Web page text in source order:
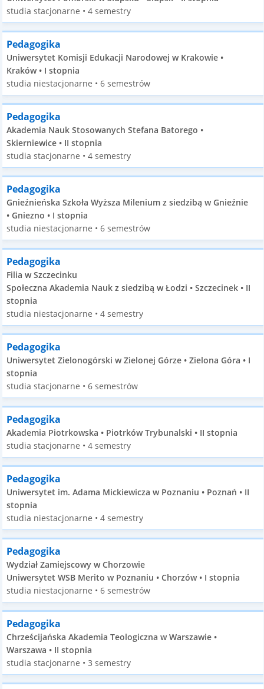
studia stacjonarne • 4 semestry
Pedagogika
Uniwersytet Komisji Edukacji Narodowej w Krakowie •
Kraków • I stopnia
studia niestacjonarne • 6 semestrów
Pedagogika
Akademia Nauk Stosowanych Stefana Batorego •
Skierniewice • II stopnia
studia stacjonarne • 4 semestry
Pedagogika
Gnieźnieńska Szkoła Wyższa Milenium z siedzibą w Gnieźnie
• Gniezno • I stopnia
studia niestacjonarne • 6 semestrów
Pedagogika
Filia w Szczecinku
Społeczna Akademia Nauk z siedzibą w Łodzi • Szczecinek • II
stopnia
studia niestacjonarne • 4 semestry
Pedagogika
Uniwersytet Zielonogórski w Zielonej Górze • Zielona Góra • I
stopnia
studia stacjonarne • 6 semestrów
Pedagogika
Akademia Piotrkowska • Piotrków Trybunalski • II stopnia
studia stacjonarne • 4 semestry
Pedagogika
Uniwersytet im. Adama Mickiewicza w Poznaniu • Poznań • II
stopnia
studia niestacjonarne • 4 semestry
Pedagogika
Wydział Zamiejscowy w Chorzowie
Uniwersytet WSB Merito w Poznaniu • Chorzów • I stopnia
studia niestacjonarne • 6 semestrów
Pedagogika
Chrześcijańska Akademia Teologiczna w Warszawie •
Warszawa • II stopnia
studia stacjonarne • 3 semestry